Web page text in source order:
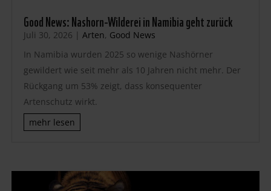
Good News: Nashorn-Wilderei in Namibia geht zurück
Juli 30, 2026 | Arten, Good News
In Namibia wurden 2025 so wenige Nashörner
gewildert wie seit mehr als 10 Jahren nicht mehr. Der
Rückgang um 53% zeigt, dass konsequenter
Artenschutz wirkt.
mehr lesen